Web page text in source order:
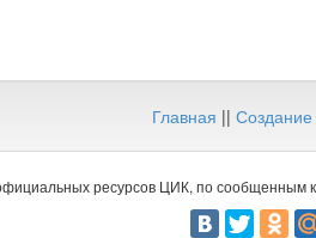
Главная || Создание
ресурсов ЦИК, по сообщенным